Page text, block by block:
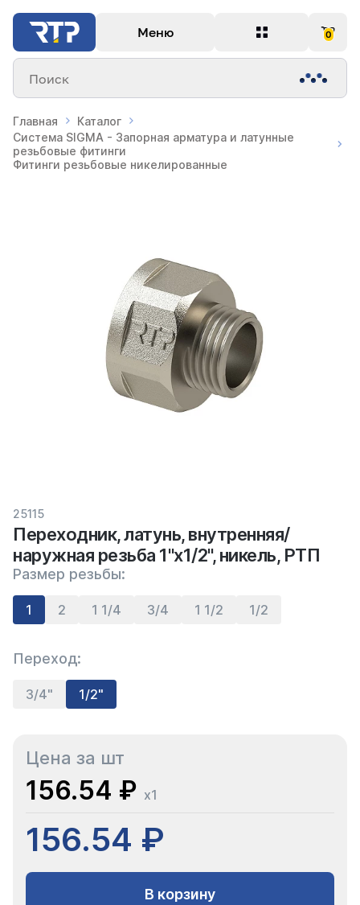
Меню 0
Поиск
Главная
Каталог
Система SIGMA - Запорная арматура и латунные
резьбовые фитинги
Фитинги резьбовые никелированные
25115
Переходник, латунь, внутренняя/
наружная резьба 1"х1/2", никель, РТП
Размер резьбы:
1 2 1 1/4 3/4 1 1/2 1/2
Переход:
3/4" 1/2"
Цена за шт
156.54 ₽ x1
156.54 ₽
В корзину